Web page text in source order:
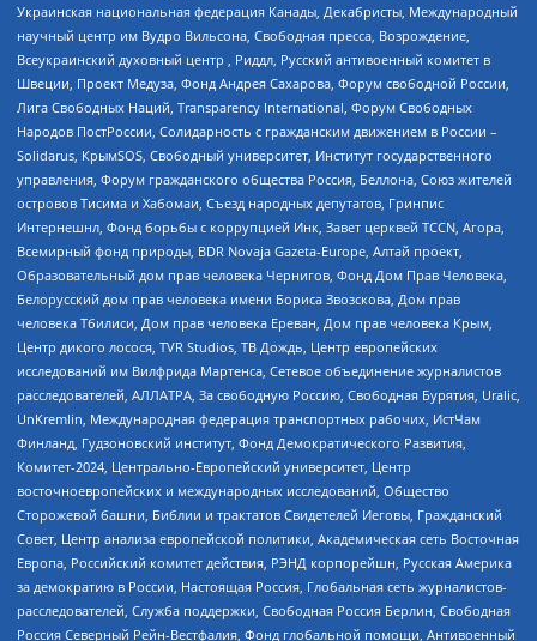
Украинская национальная федерация Канады, Декабристы, Международный
научный центр им Вудро Вильсона, Свободная пресса, Возрождение,
Всеукраинский духовный центр , Риддл, Русский антивоенный комитет в
Швеции, Проект Медуза, Фонд Андрея Сахарова, Форум свободной России,
Лига Свободных Наций, Transparеncy International, Форум Свободных
Народов ПостРоссии, Солидарность с гражданским движением в России –
Solidarus, КрымSOS, Свободный университет, Институт государственного
управления, Форум гражданского общества Россия, Беллона, Союз жителей
островов Тисима и Хабомаи, Съезд народных депутатов, Гринпис
Интернешнл, Фонд борьбы с коррупцией Инк, Завет церквей TCCN, Агора,
Всемирный фонд природы, BDR Novaja Gazeta-Europe, Алтай проект,
Образовательный дом прав человека Чернигов, Фонд Дом Прав Человека,
Белорусский дом прав человека имени Бориса Звозскова, Дом прав
человека Тбилиси, Дом прав человека Ереван, Дом прав человека Крым,
Центр дикого лосося, TVR Studios, ТВ Дождь, Центр европейских
исследований им Вилфрида Мартенса, Сетевое объединение журналистов
расследователей, АЛЛАТРА, За свободную Россию, Свободная Бурятия, Uralic,
UnKremlin, Международная федерация транспортных рабочих, ИстЧам
Финланд, Гудзоновский институт, Фонд Демократического Развития,
Комитет-2024, Центрально-Европейский университет, Центр
восточноевропейских и международных исследований, Общество
Сторожевой башни, Библии и трактатов Свидетелей Иеговы, Гражданский
Совет, Центр анализа европейской политики, Академическая сеть Восточная
Европа, Российский комитет действия, РЭНД корпорейшн, Русская Америка
за демократию в России, Настоящая Россия, Глобальная сеть журналистов-
расследователей, Служба поддержки, Свободная Россия Берлин, Свободная
Россия Северный Рейн-Вестфалия, Фонд глобальной помощи, Антивоенный